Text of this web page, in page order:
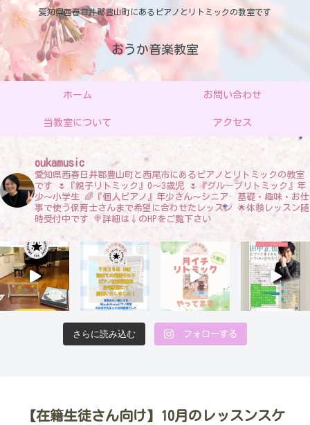
愛知県西春日井郡豊山町にあるピアノとリトミックの教室です
おうか音楽教室
ホーム お問い合わせ
当教室について アクセス
oukamusic
愛知県西春日井郡豊山町と西尾市にあるピアノとリトミックの教室
です 🌷『親子リトミック』0〜3歳児 🌷『グループリトミック』年
少〜小学生 🌈『個人ピアノ』年少さん〜シニア 基礎・趣味・お仕
事で使う保育士さんまで希望に合わせたレッスン 🌟体験レッスン随
時受付中です 🍭詳細は↓のHPをご覧下さい
さらに読み込む フォローする
【在籍生徒さん向け】10月のレッスンスケ